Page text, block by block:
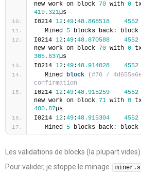
new work on block 70 with 0
419.321µs
I0214 12:49:48.868518 4552
   Mined
5 blocks back: block
I0214 12:49:48.870588 4552
new work on block 70 with 0
305.637µs
I0214 12:49:48.914028 4552
   Mined
block (#70 /
confirmation
I0214 12:49:48.915259 4552
new work on block 71 with 0
400.87µs
I0214 12:49:48.915304 4552
   Mined
5 blocks back: block
Les validations de blocks (la plupart
Pour valider, je stoppe le minage